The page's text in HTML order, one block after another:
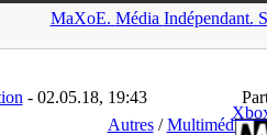
MaXoE. Média Indépendant.
▲
- 02.05.18, 19:43
Autres/Multimédia